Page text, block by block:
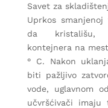
Savet za
Uprkos
da kristališu,
kontejnera na
° C. Nakon
biti pažljivo
vode, uglavnom
učvršćivači imaju